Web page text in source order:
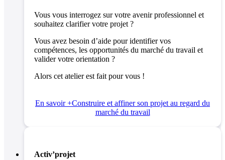
Vous vous interrogez sur votre avenir professionnel et
souhaitez clarifier votre projet ?
Vous avez besoin d’aide pour identifier vos
compétences, les opportunités du marché du travail et
valider votre orientation ?
Alors cet atelier est fait pour vous !
En savoir +Construire et affiner son projet au regard du
marché du travail
Activ’projet